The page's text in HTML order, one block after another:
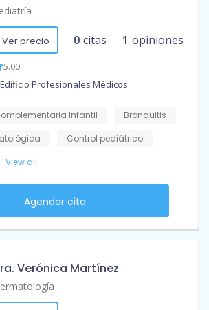
Ver precio 0 citas 1 opiniones
5.00
Edificio Profesionales Médicos
Infantil
Bronquitis
Control pediátrico
View all
Agendar cita
Verónica Martínez